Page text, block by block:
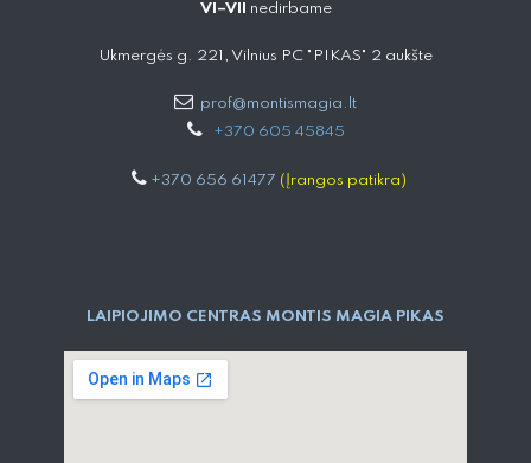
VI–VII nedirbame
Ukmergės g. 221, Vilnius PC "PIKAS" 2 aukšte
prof@montismagia.lt
+370 605 4584​5
+370 656 61477 (Įrangos patikra)
LAIPIOJIMO CENTRAS MONTIS MAGIA PIKAS